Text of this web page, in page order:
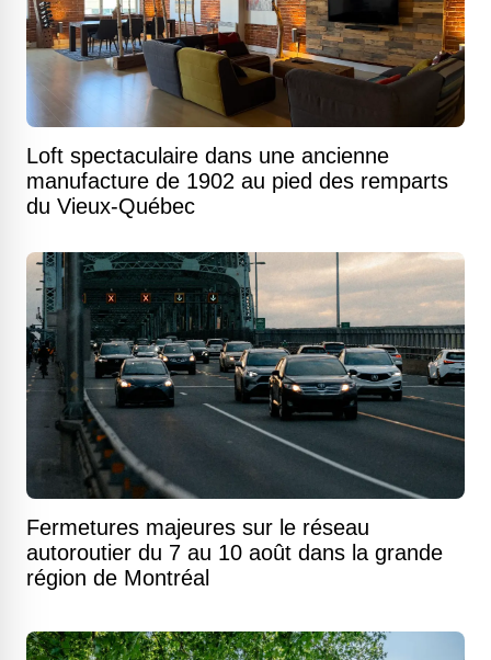
Loft spectaculaire dans une ancienne
manufacture de 1902 au pied des remparts
du Vieux-Québec
Fermetures majeures sur le réseau
autoroutier du 7 au 10 août dans la grande
région de Montréal